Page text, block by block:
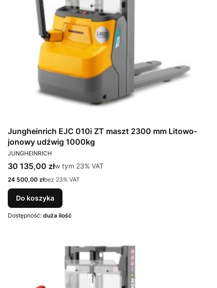
Jungheinrich EJC 010i ZT maszt 2300 mm Litowo-
jonowy udźwig 1000kg
PRODUCENT
JUNGHEINRICH
Cena brutto
30 135,00 złw tym %s VAT
w tym 23% VAT
Cena netto
24 500,00 złbez 23% VAT
Do koszyka
Dostępność: duża ilość